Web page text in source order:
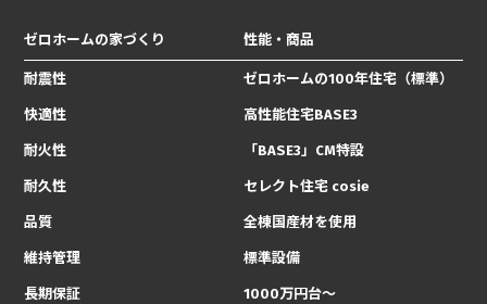
ゼロホームの家づくり
耐震性
快適性
耐火性
耐久性
品質
維持管理
長期保証
性能・商品
ゼロホームの100年住宅（標準）
高性能住宅BASE3
「BASE3」CM特設
セレクト住宅 cosie
全棟国産材を使用
標準設備
1000万円台〜